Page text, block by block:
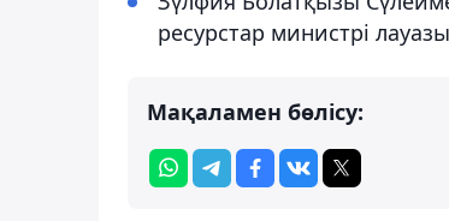
ресурстар министрі
Мақаламен бөлісу: